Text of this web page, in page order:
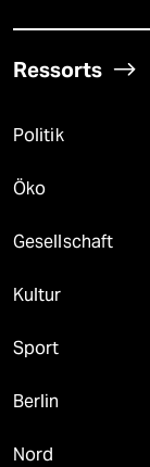
Ressorts
Politik
Öko
Gesellschaft
Kultur
Sport
Berlin
Nord